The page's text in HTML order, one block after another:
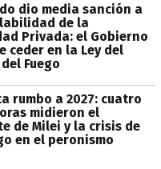
dio media sanción a
de la
Privada: el Gobierno
ceder en la Ley del
Fuego
rumbo a 2027: cuatro
midieron el
de Milei y la crisis de
en el peronismo